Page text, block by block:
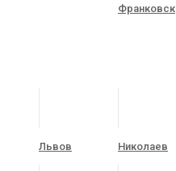
Франковск
Львов Николаев